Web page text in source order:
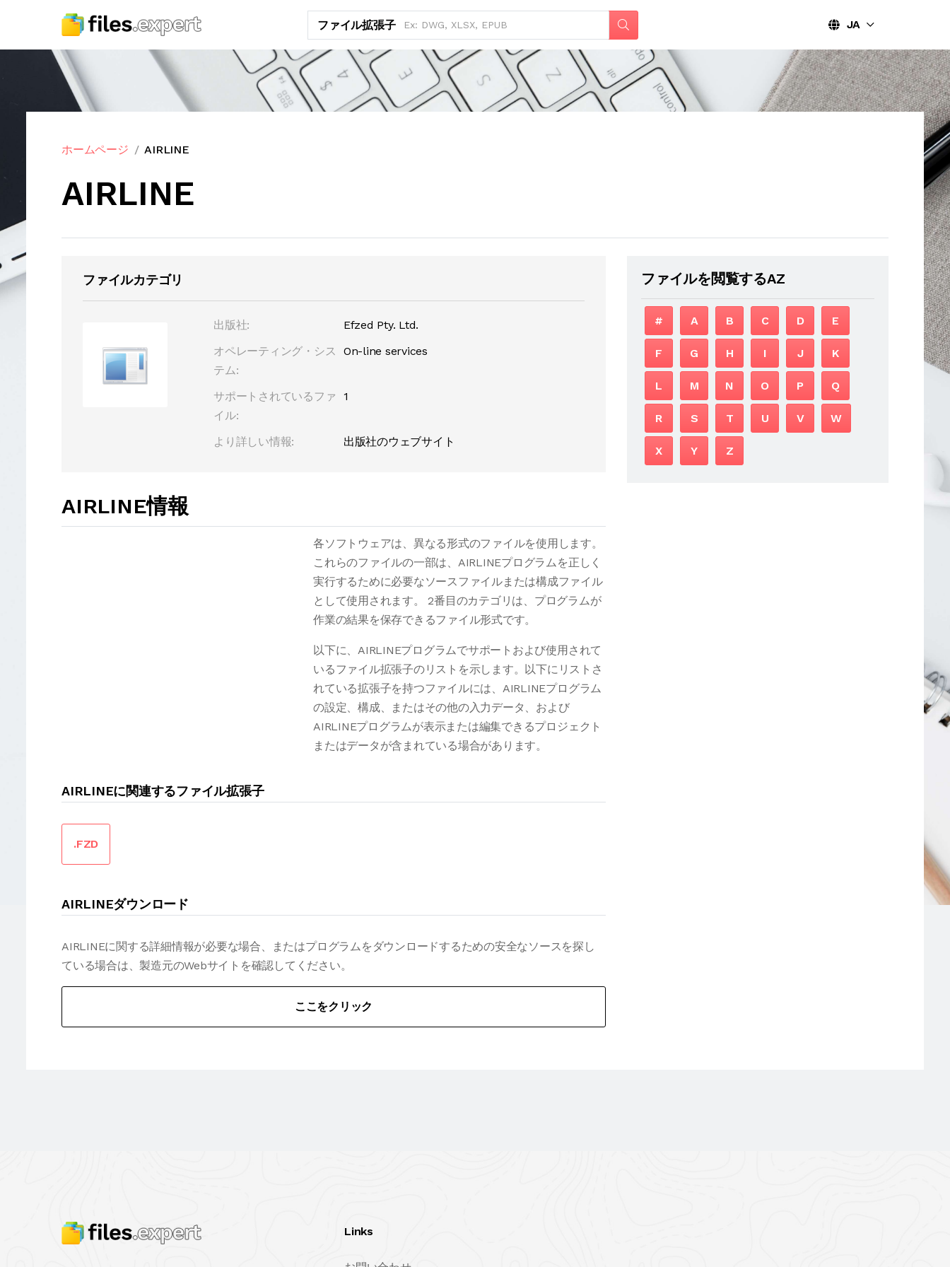
ファイル拡張子 JA
ホームページ AIRLINE
AIRLINE
ファイルカテゴリ
出版社:
Efzed Pty. Ltd.
オペレーティング・シス
テム:
On-line services
サポートされているファ
イル:
1
より詳しい情報: 出版社のウェブサイト
AIRLINE情報
各ソフトウェアは、異なる形式のファイルを使用します。
これらのファイルの一部は、AIRLINEプログラムを正しく
実行するために必要なソースファイルまたは構成ファイル
として使用されます。 2番目のカテゴリは、プログラムが
作業の結果を保存できるファイル形式です。
以下に、AIRLINEプログラムでサポートおよび使用されて
いるファイル拡張子のリストを示します。以下にリストさ
れている拡張子を持つファイルには、AIRLINEプログラム
の設定、構成、またはその他の入力データ、および
AIRLINEプログラムが表示または編集できるプロジェクト
またはデータが含まれている場合があります。
AIRLINEに関連するファイル拡張子
.FZD
AIRLINEダウンロード
AIRLINEに関する詳細情報が必要な場合、またはプログラムをダウンロードするための安全なソースを探し
ている場合は、製造元のWebサイトを確認してください。
ここをクリック
ファイルを閲覧するAZ
# A B C D E
F G H I J K
L M N O P Q
R S T U V W
X Y Z
Links